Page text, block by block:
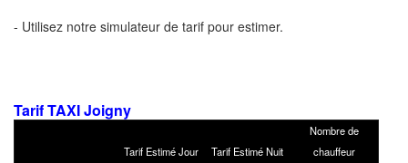
- Utilisez notre simulateur de tarif pour estimer.
Tarif TAXI Joigny
Tarif Estimé Jour Tarif Estimé Nuit
Nombre de
chauffeur